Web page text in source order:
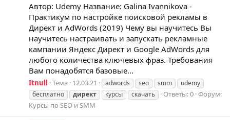
Автор: Udemy Название: Galina Ivannikova -
Практикум по настройке поисковой рекламы в
Директ и AdWords (2019) Чему вы научитесь Вы
научитесь настраивать и запускать рекламные
кампании Яндекс Директ и Google AdWords для
любого количества ключевых фраз. Требования
Вам понадобятся базовые...
Itnull Тема 12.03.21 adwords seo smm
udemy
бесплатно
директ курсы скачать Ответы: 0 Форум:
Курсы по SEO и SMM